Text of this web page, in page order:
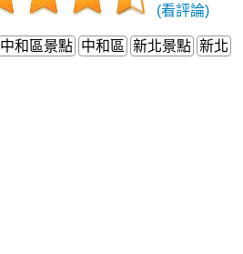
(看評論)
中和區景點 中和區 新北景點 新北